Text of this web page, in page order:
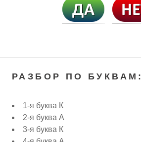
РАЗБОР ПО БУКВАМ:
1-я буква К
2-я буква А
3-я буква К